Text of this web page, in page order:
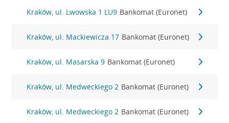
Kraków, ul. Lwowska 1 LU9 Bankomat (Euronet)
Kraków, ul. Mackiewicza 17 Bankomat (Euronet)
Kraków, ul. Masarska 9 Bankomat (Euronet)
Kraków, ul. Medweckiego 2 Bankomat (Euronet)
Kraków, ul. Medweckiego 2 Bankomat (Euronet)